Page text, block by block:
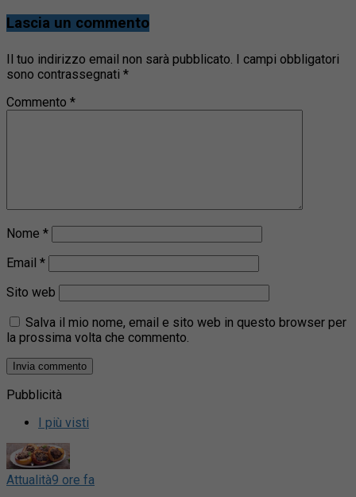
Lascia un commento
Il tuo indirizzo email non sarà pubblicato.
I campi obbligatori
sono contrassegnati *
Commento *
Nome *
Email *
Sito web
Salva il mio nome, email e sito web in questo browser per
la prossima volta che commento.
Pubblicità
I più visti
Attualità9 ore fa